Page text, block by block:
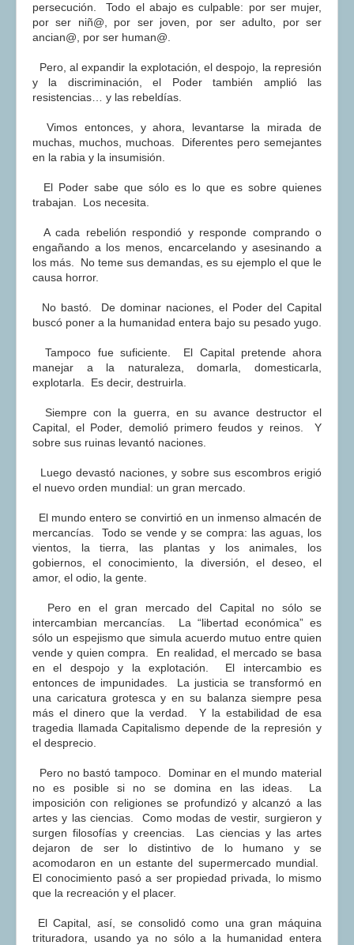
persecución. Todo el abajo es culpable: por ser mujer,
por ser niñ@, por ser joven, por ser adulto, por ser
ancian@, por ser human@.
Pero, al expandir la explotación, el despojo, la represión
y la discriminación, el Poder también amplió las
resistencias… y las rebeldías.
Vimos entonces, y ahora, levantarse la mirada de
muchas, muchos, muchoas. Diferentes pero semejantes
en la rabia y la insumisión.
El Poder sabe que sólo es lo que es sobre quienes
trabajan. Los necesita.
A cada rebelión respondió y responde comprando o
engañando a los menos, encarcelando y asesinando a
los más. No teme sus demandas, es su ejemplo el que le
causa horror.
No bastó. De dominar naciones, el Poder del Capital
buscó poner a la humanidad entera bajo su pesado yugo.
Tampoco fue suficiente. El Capital pretende ahora
manejar a la naturaleza, domarla, domesticarla,
explotarla. Es decir, destruirla.
Siempre con la guerra, en su avance destructor el
Capital, el Poder, demolió primero feudos y reinos. Y
sobre sus ruinas levantó naciones.
Luego devastó naciones, y sobre sus escombros erigió
el nuevo orden mundial: un gran mercado.
El mundo entero se convirtió en un inmenso almacén de
mercancías. Todo se vende y se compra: las aguas, los
vientos, la tierra, las plantas y los animales, los
gobiernos, el conocimiento, la diversión, el deseo, el
amor, el odio, la gente.
Pero en el gran mercado del Capital no sólo se
intercambian mercancías. La “libertad económica” es
sólo un espejismo que simula acuerdo mutuo entre quien
vende y quien compra. En realidad, el mercado se basa
en el despojo y la explotación. El intercambio es
entonces de impunidades. La justicia se transformó en
una caricatura grotesca y en su balanza siempre pesa
más el dinero que la verdad. Y la estabilidad de esa
tragedia llamada Capitalismo depende de la represión y
el desprecio.
Pero no bastó tampoco. Dominar en el mundo material
no es posible si no se domina en las ideas. La
imposición con religiones se profundizó y alcanzó a las
artes y las ciencias. Como modas de vestir, surgieron y
surgen filosofías y creencias. Las ciencias y las artes
dejaron de ser lo distintivo de lo humano y se
acomodaron en un estante del supermercado mundial.
El conocimiento pasó a ser propiedad privada, lo mismo
que la recreación y el placer.
El Capital, así, se consolidó como una gran máquina
trituradora, usando ya no sólo a la humanidad entera